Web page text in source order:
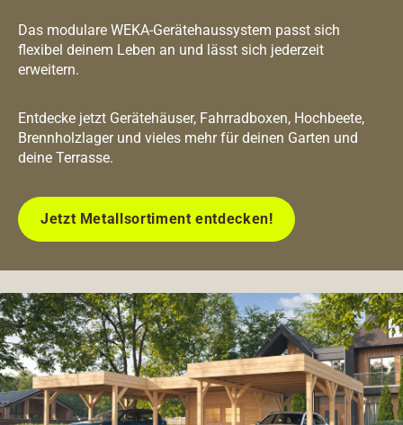
Das modulare WEKA-Gerätehaussystem passt sich
flexibel deinem Leben an und lässt sich jederzeit
erweitern.
Entdecke jetzt Gerätehäuser, Fahrradboxen, Hochbeete,
Brennholzlager und vieles mehr für deinen Garten und
deine Terrasse.
Jetzt Metallsortiment entdecken!